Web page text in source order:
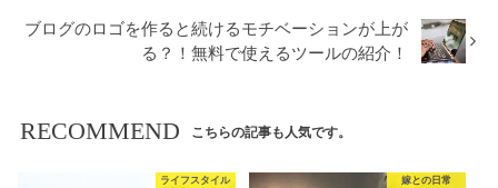
ブログのロゴを作ると続けるモチベーションが上が
る？！無料で使えるツールの紹介！
RECOMMEND こちらの記事も人気です。
ライフスタイル 嫁との日常